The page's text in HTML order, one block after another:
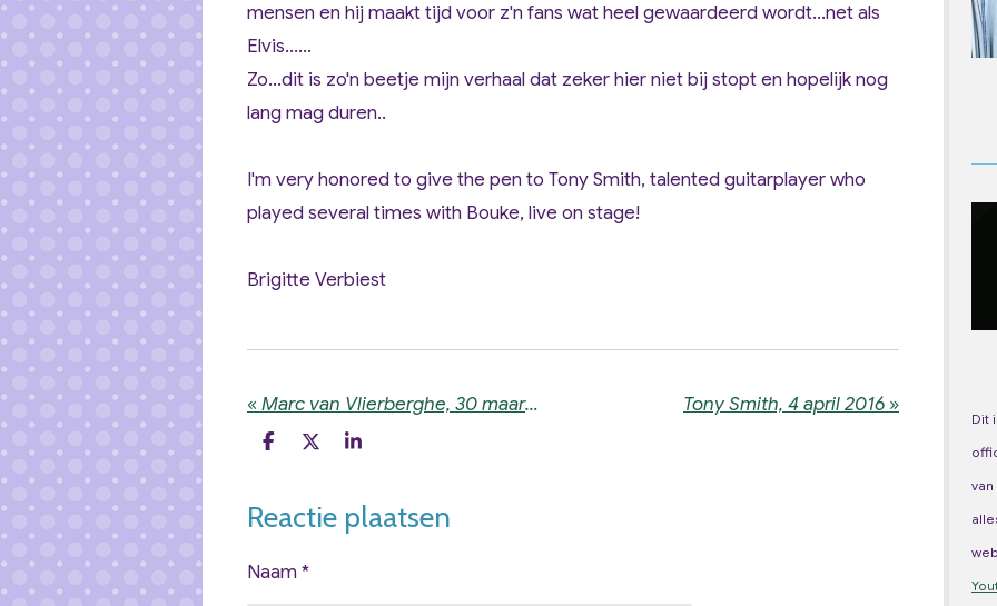
mensen en hij maakt tijd voor z'n fans wat heel gewaardeerd wordt...net als
Elvis......
Zo...dit is zo'n beetje mijn verhaal dat zeker hier niet bij stopt en hopelijk nog
lang mag duren..
I'm very honored to give the pen to Tony Smith, talented guitarplayer who
played several times with Bouke, live on stage!
Brigitte Verbiest
« Marc van Vlierberghe, 30 maart 2016 Tony Smith, 4 april 2016 »
D
n
D
l
S
e
Reactie plaatsen
Naam *
Dit
van
web